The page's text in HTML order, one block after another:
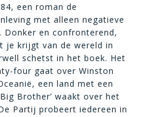
een roman de
met alleen negatieve
Donker en confronterend,
je krijgt van de wereld in
schetst in het boek. Het
four gaat over Winston
een land met een
Brother’ waakt over het
Partij probeert iedereen in